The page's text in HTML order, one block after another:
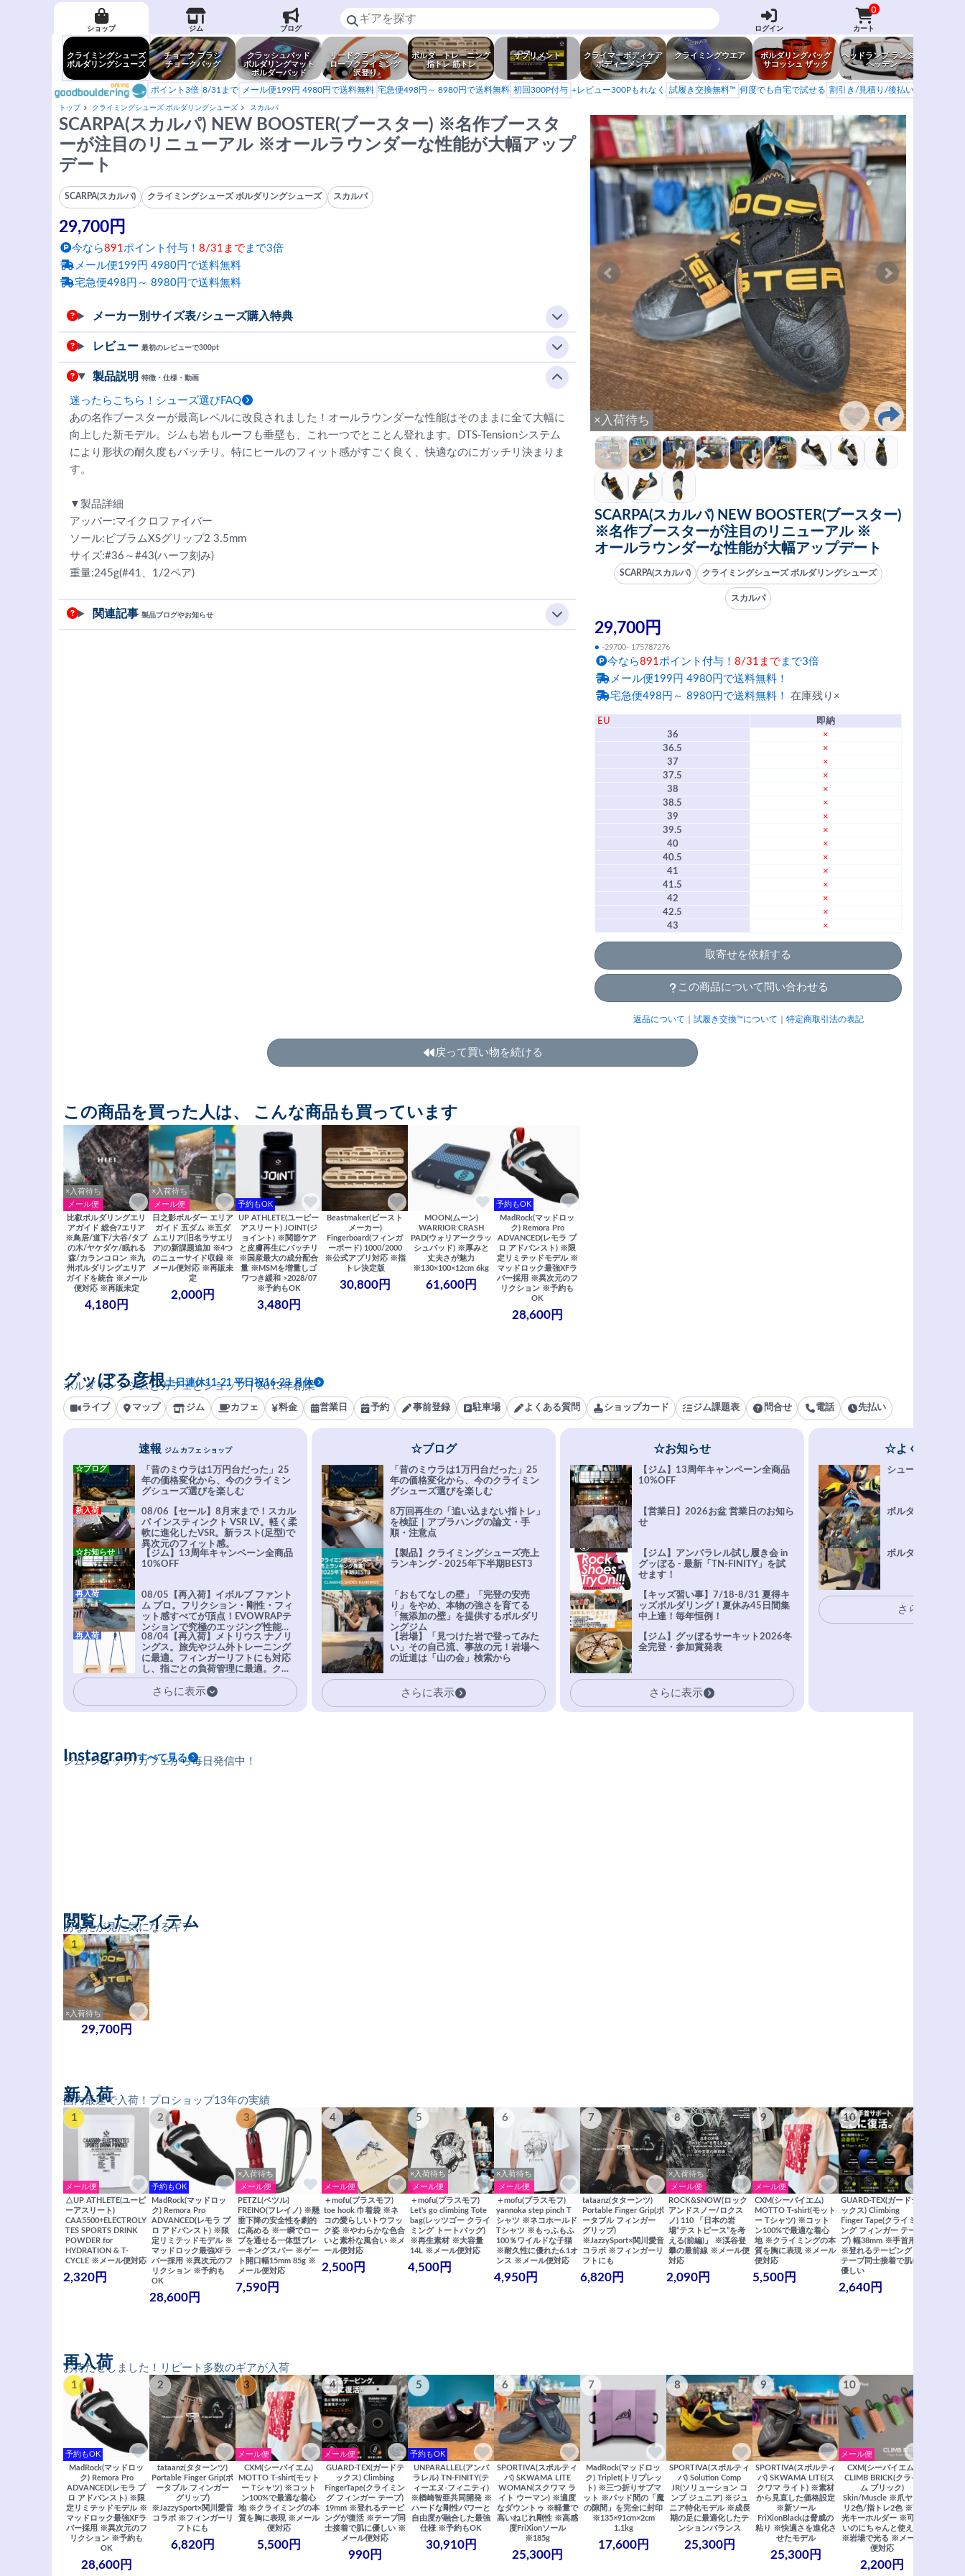
ショップ ジム ブログ ログイン
0
カート
クライミングシューズ
ボルダリングシューズ
チョーク ブラシ
チョークバッグ
クラッシュパッド
ボルダリングマット
ボルダーパッド
リードクライミング
ロープクライミング
沢登り
ボルダートレーニング
指トレ 筋トレ
サプリメント
クライマーボディケア
ボディーメンテ
クライミングウエア
ボルダリングバッグ
サコッシュ ザック
ヘッドランプ ランタン
ヘッデン
ポイント3倍 8/31まで メール便199円 4980円で送料無料 宅急便498円～ 8980円で送料無料 初回300P付与 +レビュー300Pもれなく 試履き交換無料™ 何度でも自宅で試せる 割引き/見積り/後払い
トップ クライミングシューズ ボルダリングシューズ スカルパ
×入荷待ち
SCARPA(スカルパ) NEW BOOSTER(ブースター)
※名作ブースターが注目のリニューアル ※
オールラウンダーな性能が大幅アップデート
SCARPA(スカルパ) クライミングシューズ ボルダリングシューズ
スカルパ
29,700円
● -29700- 175787276
今なら891 ポイント付与！ 8/31まで まで3倍
メール便199円 4980円で送料無料！
宅急便498円～ 8980円で送料無料！ 在庫残り×
EU
即納
36
×
36.5
×
37
×
37.5
×
38
×
38.5
×
39
×
39.5
×
40
×
40.5
×
41
×
41.5
×
42
×
42.5
×
43
×
取寄せを依頼する
この商品について問い合わせる
返品について 試履き交換™について 特定商取引法の表記
SCARPA(スカルパ) NEW BOOSTER(ブースター) ※名作ブースタ
ーが注目のリニューアル ※オールラウンダーな性能が大幅アップ
デート
SCARPA(スカルパ) クライミングシューズ ボルダリングシューズ スカルパ
29,700円
今なら891 ポイント付与！ 8/31まで まで3倍
メール便199円 4980円で送料無料
宅急便498円～ 8980円で送料無料
メーカー別サイズ表/シューズ購入特典
レビュー 最初のレビューで300pt
製品説明 特徴・仕様・動画
迷ったらこちら！シューズ選びFAQ
あの名作ブースターが最高レベルに改良されました！オールラウンダーな性能はそのままに全て大幅に
向上した新モデル。ジムも岩もルーフも垂壁も、これ一つでとことん登れます。DTS-Tensionシステム
により形状の耐久度もバッチリ。特にヒールのフィット感がすごく良く、快適なのにガッチリ決まりま
す。
▼製品詳細
アッパー:マイクロファイバー
ソール:ビブラムXSグリップ2 3.5mm
サイズ:#36～#43(ハーフ刻み)
重量:245g(#41、1/2ペア)
関連記事 製品ブログやお知らせ
戻って買い物を続ける
この商品を買った人は、 こんな商品も買っています
×入荷待ち
メール便
比叡ボルダリングエリ
アガイド 総合7エリア
※鳥居/道下/大谷/タブ
の木/ヤケダケ/眠れる
森/カランコロン ※九
州ボルダリングエリア
ガイドを統合 ※メール
便対応 ※再販未定
4,180円
×入荷待ち
メール便
日之影ボルダー エリア
ガイド 五ダム ※五ダ
ムエリア(旧名ラサエリ
ア)の新課題追加 ※4つ
のニューサイド収録 ※
メール便対応 ※再販未
定
2,000円
予約もOK
UP ATHLETE(ユーピー
アスリート) JOINT(ジ
ョイント) ※関節ケア
と皮膚再生にバッチリ
※国産最大の成分配合
量 ※MSMを増量しゴ
ワつき緩和 >2028/07
※予約もOK
3,480円
Beastmaker(ビースト
メーカー)
Fingerboard(フィンガ
ーボード) 1000/2000
※公式アプリ対応 ※指
トレ決定版
30,800円
MOON(ムーン)
WARRIOR CRASH
PAD(ウォリアークラッ
シュパッド) ※厚みと
丈夫さが魅力
※130×100×12cm 6kg
61,600円
予約もOK
MadRock(マッドロッ
ク) Remora Pro
ADVANCED(レモラ プ
ロ アドバンスト) ※限
定リミテッドモデル ※
マッドロック最強XFラ
バー採用 ※異次元のフ
リクション ※予約も
OK
28,600円
ボルダリングジムとカフェとショップ｜2013年創業
グッぼる彦根土日連休11-21 平日祝16-23 月休
ライブ マップ ジム カフェ 料金 営業日 予約 事前登録 駐車場 よくある質問 ショップカード ジム課題表 問合せ 電話 先払い
速報 ジム カフェ ショップ
「昔のミウラは1万円台だった」25
年の価格変化から、今のクライミン
グシューズ選びを楽しむ
☆ブログ
08/06【セール】8月末まで！スカル
パ インスティンクト VSR LV。軽く柔
軟に進化したVSR。新ラスト(足型)で
異次元のフィット感。
新入荷
【ジム】13周年キャンペーン全商品
10%OFF
☆お知らせ
08/05【再入荷】イボルブ ファント
ム プロ。フリクション・剛性・フィ
ット感すべてが頂点！EVOWRAPテ
ンションで究極のエッジング性能を
実現。進化系ラバーEvo-74はTRAX
を凌駕する粘着力で極小ホールドに
安心感。
再入荷
08/04【再入荷】メトリウス ナノリ
ングス。旅先やジム外トレーニング
に最適。フィンガーリフトにも対応
し、指ごとの負荷管理に最適。クラ
イマーの指を本気で鍛えるギア。
再入荷
さらに表示
☆ブログ
「昔のミウラは1万円台だった」25
年の価格変化から、今のクライミン
グシューズ選びを楽しむ
8万回再生の「追い込まない指トレ」
を検証｜アブラハングの論文・手
順・注意点
【製品】クライミングシューズ売上
ランキング - 2025年下半期BEST3
「おもてなしの壁」「完登の安売
り」をやめ、本物の強さを育てる
「無添加の壁」を提供するボルダリ
ングジム
【岩場】「見つけた岩で登ってみた
い」その自己流、事故の元！岩場へ
の近道は「山の会」検索から
さらに表示
☆お知らせ
【ジム】13周年キャンペーン全商品
10%OFF
【営業日】2026お盆 営業日のお知ら
せ
【ジム】アンパラレル試し履き会 in
グッぼる - 最新「TN-FINITY」を試
せます！
【キッズ習い事】7/18-8/31 夏得キ
ッズボルダリング！夏休み45日間集
中上達！毎年恒例！
【ジム】グッぼるサーキット2026冬
全完登・参加賞発表
さらに表示
☆よくある質
シューズ選びFAQ
ボルダリング上達
ボルダリングトレ
さらに表示
ジム/ショップ/カフェから毎日発信中！
Instagramすべて見る
あなたが見た気になるギア
閲覧したアイテム
1
×入荷待ち
29,700円
国内最速で入荷！プロショップ13年の実績
新入荷
1
メール便
△UP ATHLETE(ユーピ
ーアスリート)
CAA5500+ELECTROLY
TES SPORTS DRINK
POWDER for
HYDRATION & T-
CYCLE ※メール便対応
2,320円
2
予約もOK
MadRock(マッドロッ
ク) Remora Pro
ADVANCED(レモラ プ
ロ アドバンスト) ※限
定リミテッドモデル ※
マッドロック最強XFラ
バー採用 ※異次元のフ
リクション ※予約も
OK
28,600円
3
×入荷待ち
メール便
PETZL(ペツル)
FREINO(フレイノ) ※懸
垂下降の安全性を劇的
に高める ※一瞬でロー
プを通せる一体型ブレ
ーキングスパー ※ゲー
ト開口幅15mm 85g ※
メール便対応
7,590円
4
メール便
＋mofu(プラスモフ)
toe hook 巾着袋 ※ネ
コの愛らしいトウフッ
ク姿 ※やわらかな色合
いと素朴な風合い ※メ
ール便対応
2,500円
5
×入荷待ち
メール便
＋mofu(プラスモフ)
Let's go climbing Tote
bag(レッツゴー クライ
ミング トートバッグ)
※再生素材 ※大容量
14L ※メール便対応
4,500円
6
×入荷待ち
メール便
＋mofu(プラスモフ)
yannoka step pinch T
シャツ ※ネコホールド
Tシャツ ※もっふもふ
100％ワイルドな子猫
※耐久性に優れた6.1オ
ンス ※メール便対応
4,950円
7
tataanz(タターンツ)
Portable Finger Grip(ポ
ータブル フィンガー
グリップ)
※JazzySport×関川愛音
コラボ ※フィンガーリ
フトにも
6,820円
8
×入荷待ち
メール便
ROCK&SNOW(ロック
アンドスノー/ロクス
ノ) 110 「日本の岩
場“テストピース”を考
える(前編)」 ※渓谷登
攀の最前線 ※メール便
対応
2,090円
9
メール便
CXM(シーバイエム)
MOTTO T-shirt(モット
ー Tシャツ) ※コット
ン100%で最適な着心
地 ※クライミングの本
質を胸に表現 ※メール
便対応
5,500円
10
GUARD-TEX(ガードテ
ックス) Climbing
Finger Tape(クライミ
ング フィンガー テー
プ) 幅38mm ※手首用
※登れるテーピング ※
テープ同士接着で肌に
優しい
2,640円
お待たせしました！リピート多数のギアが入荷
再入荷
1
予約もOK
MadRock(マッドロッ
ク) Remora Pro
ADVANCED(レモラ プ
ロ アドバンスト) ※限
定リミテッドモデル ※
マッドロック最強XFラ
バー採用 ※異次元のフ
リクション ※予約も
OK
28,600円
2
tataanz(タターンツ)
Portable Finger Grip(ポ
ータブル フィンガー
グリップ)
※JazzySport×関川愛音
コラボ ※フィンガーリ
フトにも
6,820円
3
メール便
CXM(シーバイエム)
MOTTO T-shirt(モット
ー Tシャツ) ※コット
ン100%で最適な着心
地 ※クライミングの本
質を胸に表現 ※メール
便対応
5,500円
4
メール便
GUARD-TEX(ガードテ
ックス) Climbing
FingerTape(クライミン
グ フィンガー テープ)
19mm ※登れるテーピ
ングが復活 ※テープ同
士接着で肌に優しい ※
メール便対応
990円
5
予約もOK
UNPARALLEL(アンパ
ラレル) TN-FINITY(テ
ィーエヌ-フィニティ)
※楢崎智亜共同開発 ※
ハードな剛性パワーと
自由度が融合した最強
仕様 ※予約もOK
30,910円
6
SPORTIVA(スポルティ
バ) SKWAMA LITE
WOMAN(スクワマ ラ
イト ウーマン) ※適度
なダウントゥ ※軽量で
高いねじれ剛性 ※高感
度FriXionソール
※185g
25,300円
7
MadRock(マッドロッ
ク) Triplet(トリプレッ
ト) ※三つ折りサブマ
ット ※パッド間の「魔
の隙間」を完全に封印
※135×91cm×2cm
1.1kg
17,600円
8
SPORTIVA(スポルティ
バ) Solution Comp
JR(ソリューション コ
ンプ ジュニア) ※ジュ
ニア特化モデル ※成長
期の足に最適化したテ
ンションバランス
25,300円
9
SPORTIVA(スポルティ
バ) SKWAMA LITE(ス
クワマ ライト) ※素材
から見直した価格設定
※新ソール
FriXionBlackは脅威の
粘り ※快適さを進化さ
せたモデル
25,300円
10
メール便
CXM(シーバイエム)
CLIMB BRICK(クライ
ム ブリック)
Skin/Muscle ※爪ヤス
リ2色/指トレ2色 ※蓄
光キーホルダー ※可愛
いのにちゃんと使える
※岩場で光る ※メール
便対応
2,200円